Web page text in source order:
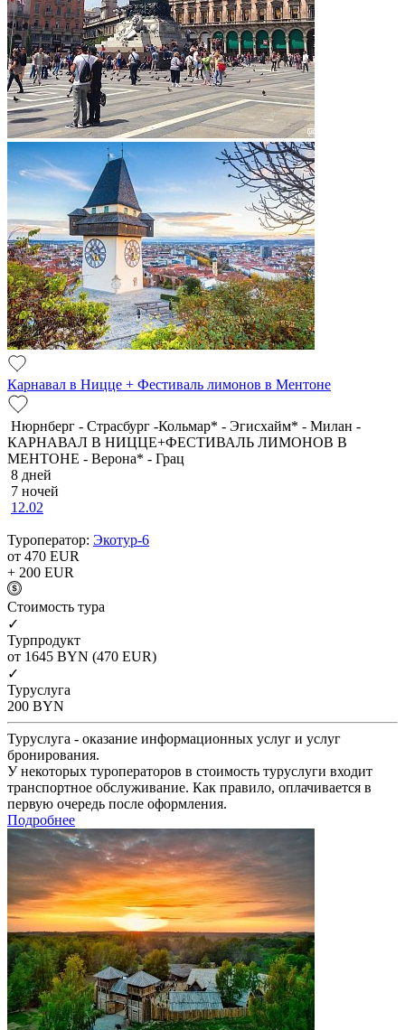
Карнавал в Ницце + Фестиваль лимонов в Ментоне
Нюрнберг - Страсбург -Кольмар* - Эгисхайм* - Милан -
КАРНАВАЛ В НИЦЦЕ+ФЕСТИВАЛЬ ЛИМОНОВ В
МЕНТОНЕ - Верона* - Грац
8 дней
7 ночей
12.02
Туроператор: Экотур-6
от 470 EUR
+ 200 EUR
Cтоимость тура
✓
Турпродукт
от 1645 BYN (470 EUR)
✓
Туруслуга
200 BYN
Туруслуга - оказание информационных услуг и услуг
бронирования.
У некоторых туроператоров в стоимость туруслуги входит
транспортное обслуживание. Как правило, оплачивается в
первую очередь после оформления.
Подробнее